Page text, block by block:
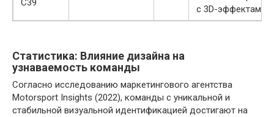
C39
с 3D-эффектами
Статистика: Влияние дизайна на
узнаваемость команды
Согласно исследованию маркетингового агентства
Motorsport Insights (2022), команды с уникальной и
стабильной визуальной идентификацией достигают на